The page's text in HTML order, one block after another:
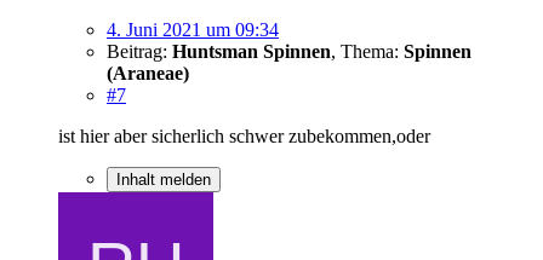
4. Juni 2021 um 09:34
Beitrag: Huntsman Spinnen, Thema: Spinnen
(Araneae)
#7
ist hier aber sicherlich schwer zubekommen,oder
Inhalt melden